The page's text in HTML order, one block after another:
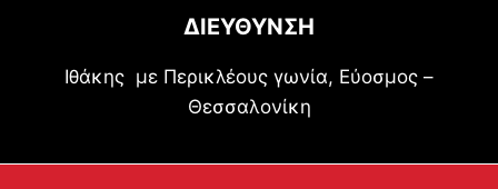
ΔΙΕΥΘΥΝΣΗ
Ιθάκης με Περικλέους γωνία, Εύοσμος –
Θεσσαλονίκη